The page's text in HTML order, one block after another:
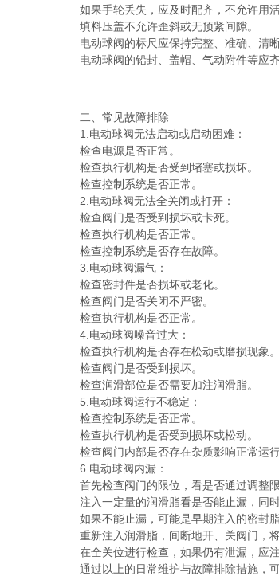
如果手轮丢失，应及时配齐，不允许用活
填料压盖不允许歪斜或无预紧间隙。
电动球阀的标尺应保持完整、准确、清晰
电动球阀的铅封、盖帽、气动附件等应齐
二、常见故障排除
1.电动球阀无法启动或启动困难：
检查电源是否正常。
检查执行机构是否受到堵塞或损坏。
检查控制系统是否正常。
2.电动球阀无法全关闭或打开：
检查阀门是否受到损坏或卡死。
检查执行机构是否正常。
检查控制系统是否存在故障。
3.电动球阀漏气：
检查密封件是否损坏或老化。
检查阀门是否关闭不严密。
检查执行机构是否正常。
4.电动球阀噪音过大：
检查执行机构是否存在松动或磨损现象。
检查阀门是否受到损坏。
检查润滑部位是否需要加注润滑脂。
5.电动球阀运行不稳定：
检查控制系统是否正常。
检查执行机构是否受到损坏或松动。
检查阀门内部是否存在杂质影响正常运行
6.电动球阀内漏：
首先检查阀门的限位，看是否通过调整限
注入一定量的润滑脂看是否能止漏，同时
如果不能止漏，可能是早期注入的密封脂
重新注入润滑脂，间断地开、关阀门，将
在全关位进行检查，如果仍有泄漏，应注
通过以上的日常维护与故障排除措施，可